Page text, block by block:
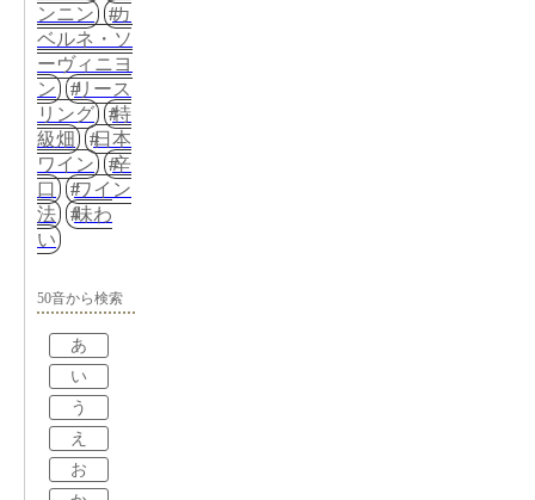
ンニン
カ
ベルネ・ソ
ーヴィニヨ
ン
リース
リング
特
級畑
日本
ワイン
辛
口
ワイン
法
味わ
い
50音から検索
あ
い
う
え
お